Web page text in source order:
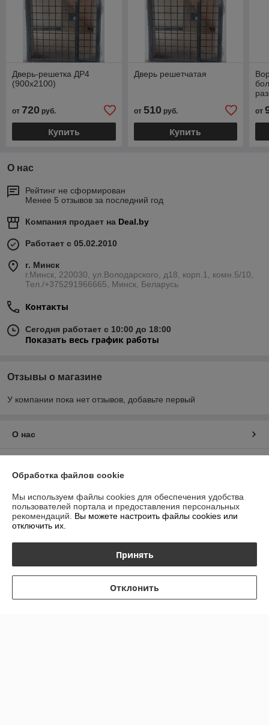
Дверь-решетка ДР4
(900х2100)
от 720 руб.
Купить
Дверь решетчатая
от 510руб.
Купить
от
О нас
Рейтинг не сформирован
Менее 5 отзывов за последний год
Компания продает на Deal.by
Работает с 05.02.2010
г. Минск
г.Минск, 220030, ул.Володарского, д18, корп.1, комн.5/10,
Тел./+375291966665, Минск, Беларусь
Контакты
Сегодня работает с 10:00 до 18:00
Показать весь график работы
Отзывы о магазине
У компании пока нет отзывов, добавьте первый
О нас
График работы
Политика обработки cookies
Обработка файлов cookie
Мы используем файлы cookies для обеспечения удобства
пользователей портала и предоставления персональных
рекомендаций. Вы можете настроить файлы cookies или
отключить их.
Принять
Отклонить